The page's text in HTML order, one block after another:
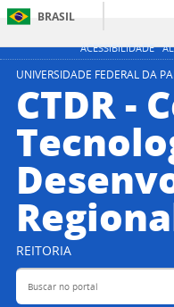
ACESSIBILIDADE
BRASIL
UNIVERSIDADE FEDERAL DA
CTDR -
REITORIA
Buscar no portal